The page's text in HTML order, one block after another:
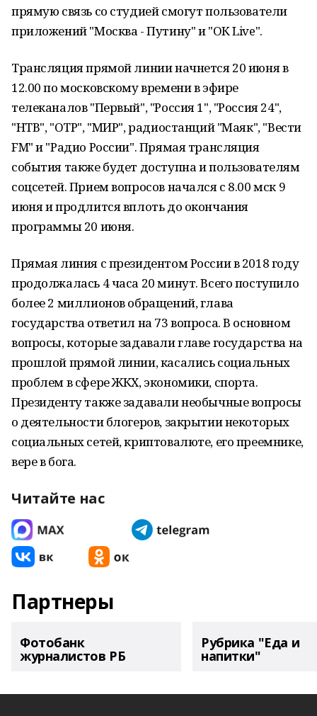
прямую связь со студией смогут пользователи
приложений "Москва - Путину" и "ОК Live".
Трансляция прямой линии начнется 20 июня в
12.00 по московскому времени в эфире
телеканалов "Первый", "Россия 1", "Россия 24",
"НТВ", "ОТР", "МИР", радиостанций "Маяк", "Вести
FM" и "Радио России". Прямая трансляция
события также будет доступна и пользователям
соцсетей. Прием вопросов начался с 8.00 мск 9
июня и продлится вплоть до окончания
программы 20 июня.
Прямая линия с президентом России в 2018 году
продолжалась 4 часа 20 минут. Всего поступило
более 2 миллионов обращений, глава
государства ответил на 73 вопроса. В основном
вопросы, которые задавали главе государства на
прошлой прямой линии, касались социальных
проблем в сфере ЖКХ, экономики, спорта.
Президенту также задавали необычные вопросы
о деятельности блогеров, закрытии некоторых
социальных сетей, криптовалюте, его преемнике,
вере в бога.
Читайте нас
Партнеры
Фотобанк
журналистов РБ
Рубрика "Еда и
напитки"